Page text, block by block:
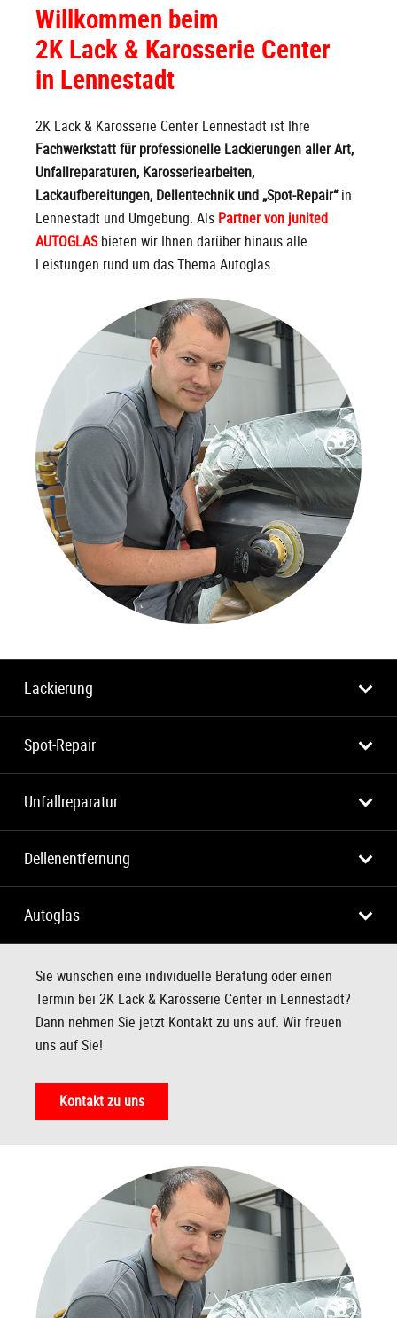
Willkommen beim
2K Lack & Karosserie Center
in Lennestadt
2K Lack & Karosserie Center Lennestadt ist Ihre
Fachwerkstatt für professionelle Lackierungen aller Art,
Unfallreparaturen, Karosseriearbeiten,
Lackaufbereitungen, Dellentechnik und „Spot-Repair“in
Lennestadt und Umgebung. Als Partner von junited
AUTOGLASbieten wir Ihnen darüber hinaus alle
Leistungen rund um das Thema Autoglas.
Lackierung
Spot-Repair
Unfallreparatur
Dellenentfernung
Autoglas
Sie wünschen eine individuelle Beratung oder einen
Termin bei 2K Lack & Karosserie Center in Lennestadt?
Dann nehmen Sie jetzt Kontakt zu uns auf. Wir freuen
uns auf Sie!
Kontakt zu uns